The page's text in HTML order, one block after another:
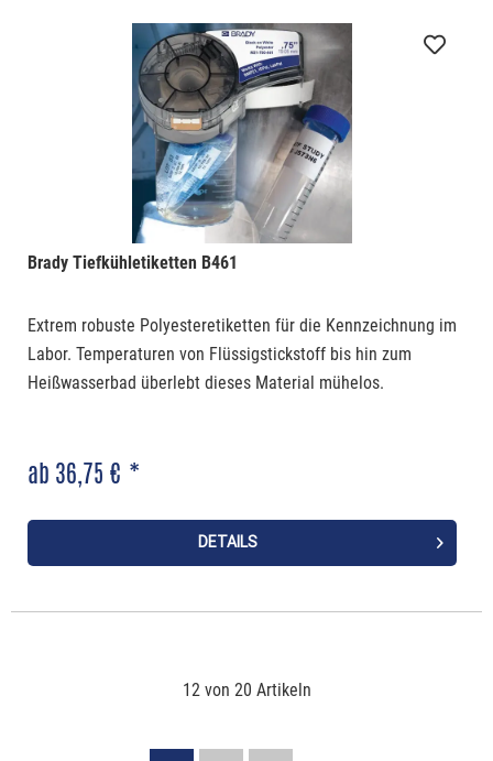
Brady Tiefkühletiketten B461
Extrem robuste Polyesteretiketten für die Kennzeichnung im
Labor. Temperaturen von Flüssigstickstoff bis hin zum
Heißwasserbad überlebt dieses Material mühelos.
ab 36,75 € *
DETAILS
12 von 20 Artikeln